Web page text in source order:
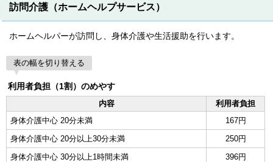
訪問介護（ホームヘルプサービス）
ホームヘルパーが訪問し、身体介護や生活援助を行います。
表の幅を切り替える
利用者負担（1割）のめやす
内容
利用者負担
身体介護中心 20分未満
167円
身体介護中心 20分以上30分未満
250円
身体介護中心 30分以上1時間未満
396円